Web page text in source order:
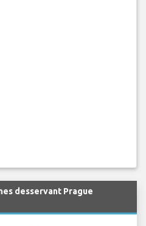
desservant Prague